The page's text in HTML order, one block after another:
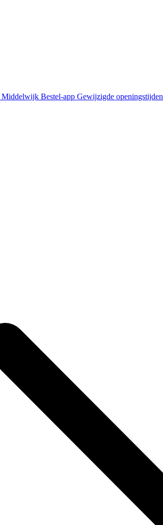
Middelwijk Bestel-app Gewijzigde openingstijden